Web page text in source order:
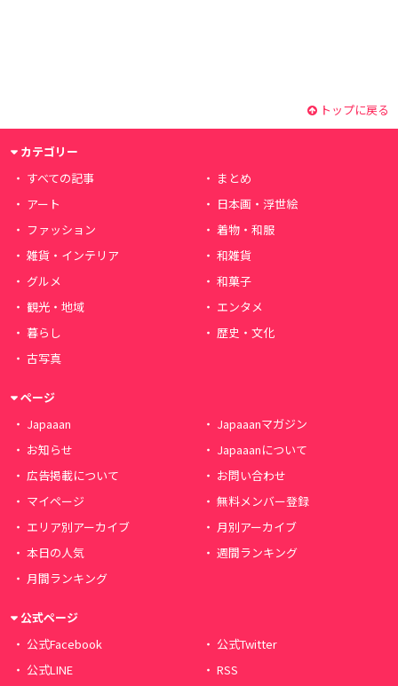
トップに戻る
カテゴリー
すべての記事
まとめ
アート
日本画・浮世絵
ファッション
着物・和服
雑貨・インテリア
和雑貨
グルメ
和菓子
観光・地域
エンタメ
暮らし
歴史・文化
古写真
ページ
Japaaan
Japaaanマガジン
お知らせ
Japaaanについて
広告掲載について
お問い合わせ
マイページ
無料メンバー登録
エリア別アーカイブ
月別アーカイブ
本日の人気
週間ランキング
月間ランキング
公式ページ
公式Facebook
公式Twitter
公式LINE
RSS